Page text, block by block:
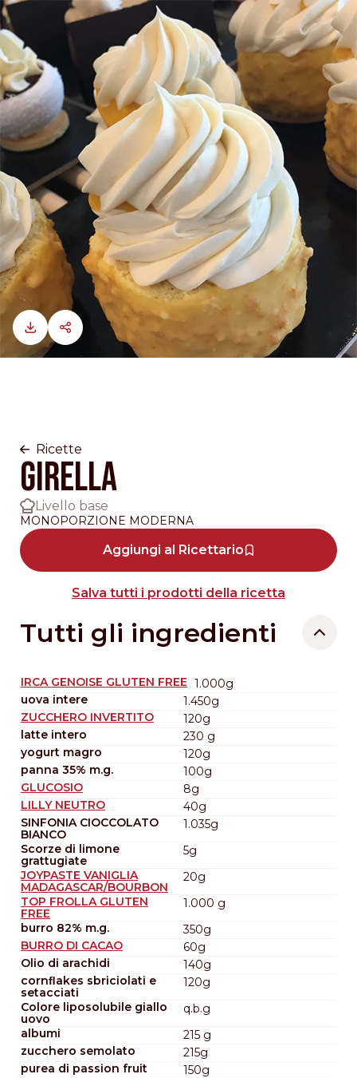
Ricette
GIRELLA
Livello base
MONOPORZIONE MODERNA
Aggiungi al Ricettario
Salva tutti i prodotti della ricetta
Tutti gli ingredienti
IRCA GENOISE GLUTEN FREE 1.000g
uova intere
1.450g
ZUCCHERO INVERTITO
120g
latte intero
230 g
yogurt magro
120g
panna 35% m.g.
100g
GLUCOSIO
8g
LILLY NEUTRO
40g
SINFONIA CIOCCOLATO
BIANCO
1.035g
Scorze di limone
grattugiate
5g
JOYPASTE VANIGLIA
MADAGASCAR/BOURBON
20g
TOP FROLLA GLUTEN
FREE
1.000 g
burro 82% m.g.
350g
BURRO DI CACAO
60g
Olio di arachidi
140g
cornﬂakes sbriciolati e
setacciati
120g
Colore liposolubile giallo
uovo
q.b.g
albumi
215 g
zucchero semolato
215g
purea di passion fruit
150g